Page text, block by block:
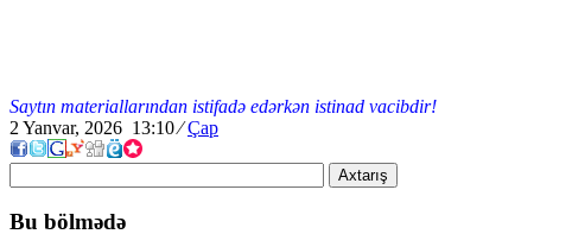
Saytın materiallarından istifadə edərkən istinad vacibdir!
2 Yanvar, 2026 13:10⁄ Çap
Axtarış
Bu bölmədə